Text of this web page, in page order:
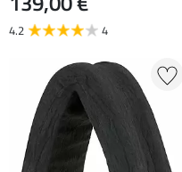
4.2 4